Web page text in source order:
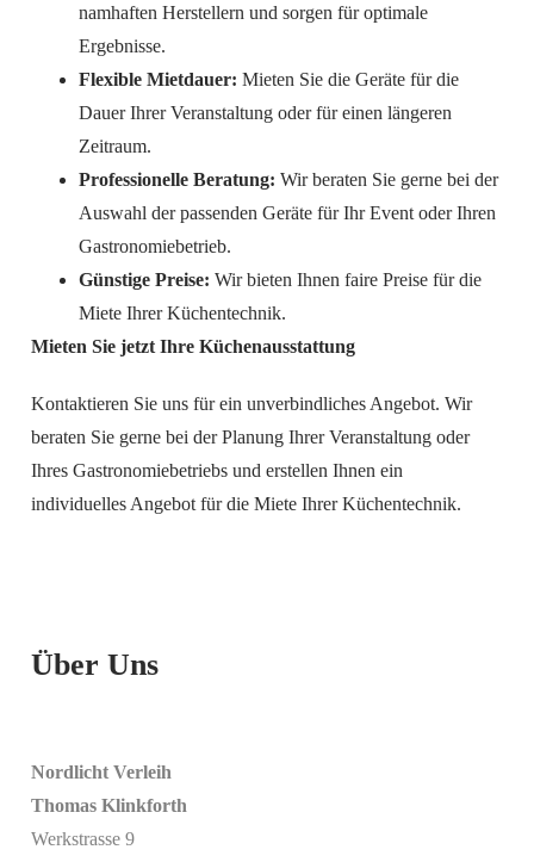
namhaften Herstellern und sorgen für optimale
Ergebnisse.
Flexible Mietdauer: Mieten Sie die Geräte für die
Dauer Ihrer Veranstaltung oder für einen längeren
Zeitraum.
Professionelle Beratung: Wir beraten Sie gerne bei der
Auswahl der passenden Geräte für Ihr Event oder Ihren
Gastronomiebetrieb.
Günstige Preise: Wir bieten Ihnen faire Preise für die
Miete Ihrer Küchentechnik.
Mieten Sie jetzt Ihre Küchenausstattung
Kontaktieren Sie uns für ein unverbindliches Angebot. Wir
beraten Sie gerne bei der Planung Ihrer Veranstaltung oder
Ihres Gastronomiebetriebs und erstellen Ihnen ein
individuelles Angebot für die Miete Ihrer Küchentechnik.
Über Uns
Nordlicht Verleih
Thomas Klinkforth
Werkstrasse 9